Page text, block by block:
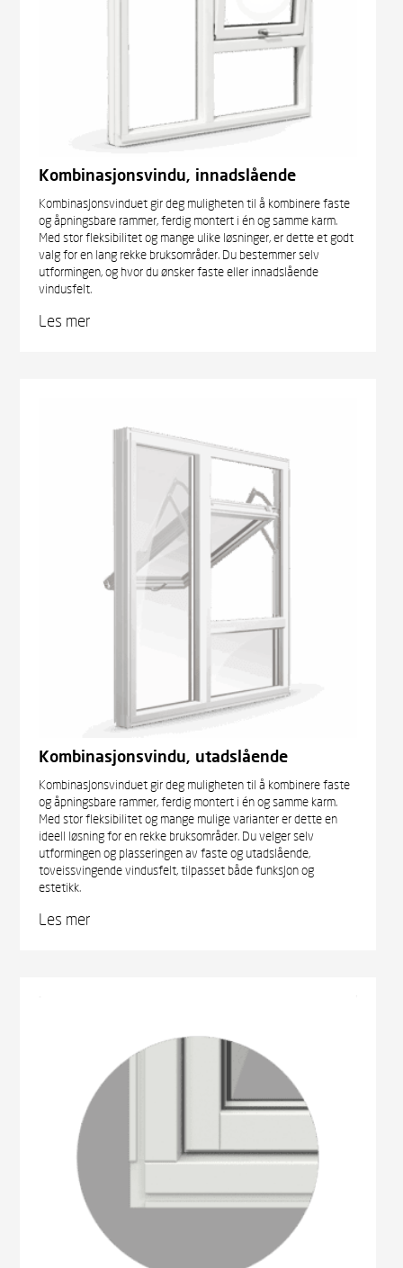
Kombinasjonsvindu, innadslående
Kombinasjonsvinduet gir deg muligheten til å kombinere faste
og åpningsbare rammer, ferdig montert i én og samme karm.
Med stor fleksibilitet og mange ulike løsninger, er dette et godt
valg for en lang rekke bruksområder. Du bestemmer selv
utformingen, og hvor du ønsker faste eller innadslående
vindusfelt.
Les mer
Kombinasjonsvindu, utadslående
Kombinasjonsvinduet gir deg muligheten til å kombinere faste
og åpningsbare rammer, ferdig montert i én og samme karm.
Med stor fleksibilitet og mange mulige varianter er dette en
ideell løsning for en rekke bruksområder. Du velger selv
utformingen og plasseringen av faste og utadslående,
toveissvingende vindusfelt, tilpasset både funksjon og
estetikk.
Les mer